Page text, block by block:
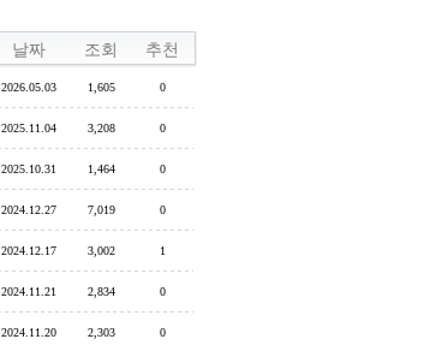
날짜 조회 추천
2026.05.03 1,605 0
2025.11.04 3,208 0
2025.10.31 1,464 0
2024.12.27 7,019 0
2024.12.17 3,002 1
2024.11.21 2,834 0
2024.11.20 2,303 0